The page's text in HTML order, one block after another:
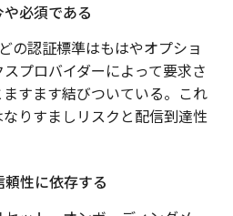
必須である
の認証標準はもはやオプショ
プロバイダーによって要求さ
すます結びついている。これ
りすましリスクと配信到達性
性に依存する